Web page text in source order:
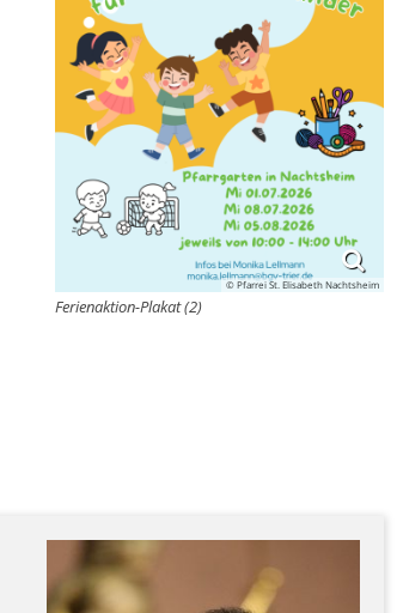
© Pfarrei St. Elisabeth Nachtsheim
Ferienaktion-Plakat (2)